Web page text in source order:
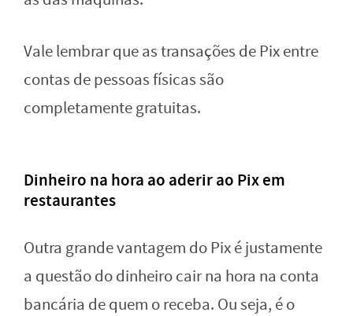
Vale lembrar que as transações de Pix entre
contas de pessoas físicas são
completamente gratuitas.
Dinheiro na hora ao aderir ao Pix em
restaurantes
Outra grande vantagem do Pix é justamente
a questão do dinheiro cair na hora na conta
bancária de quem o receba. Ou seja, é o